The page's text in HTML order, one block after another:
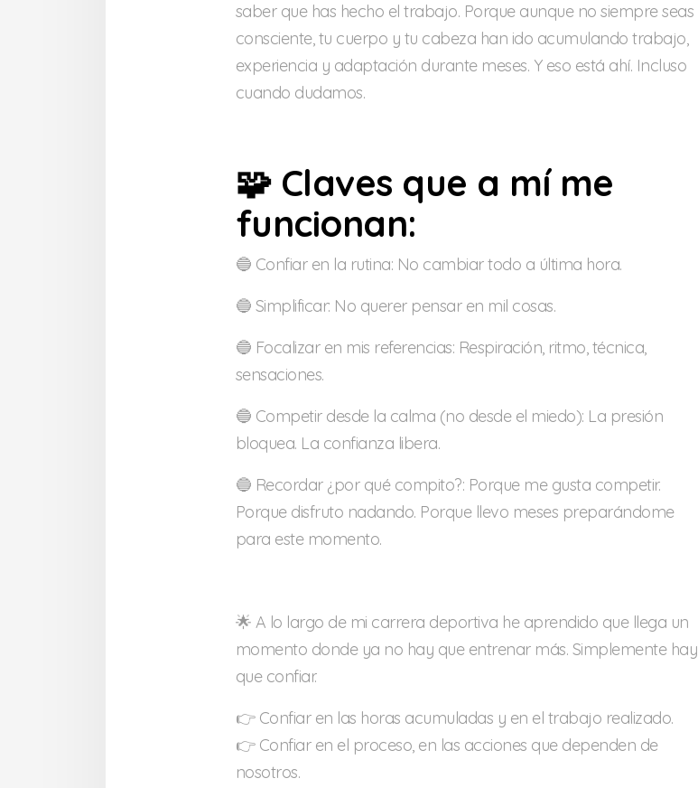
saber que has hecho el trabajo. Porque aunque no siempre seas
consciente, tu cuerpo y tu cabeza han ido acumulando trabajo,
experiencia y adaptación durante meses. Y eso está ahí. Incluso
cuando dudamos.
🧩 Claves que a mí me
funcionan:
🔵 Confiar en la rutina: No cambiar todo a última hora.
🔵 Simplificar: No querer pensar en mil cosas.
🔵 Focalizar en mis referencias: Respiración, ritmo, técnica,
sensaciones.
🔵 Competir desde la calma (no desde el miedo): La presión
bloquea. La confianza libera.
🔵 Recordar ¿por qué compito?: Porque me gusta competir.
Porque disfruto nadando. Porque llevo meses preparándome
para este momento.
🌟 A lo largo de mi carrera deportiva he aprendido que llega un
momento donde ya no hay que entrenar más. Simplemente hay
que confiar.
👉 Confiar en las horas acumuladas y en el trabajo realizado.
👉 Confiar en el proceso, en las acciones que dependen de
nosotros.